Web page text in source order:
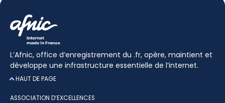
L’Afnic, office d’enregistrement du .fr, opère, maintient et
développe une infrastructure essentielle de l’internet.
HAUT DE PAGE
ASSOCIATION D’EXCELLENCES